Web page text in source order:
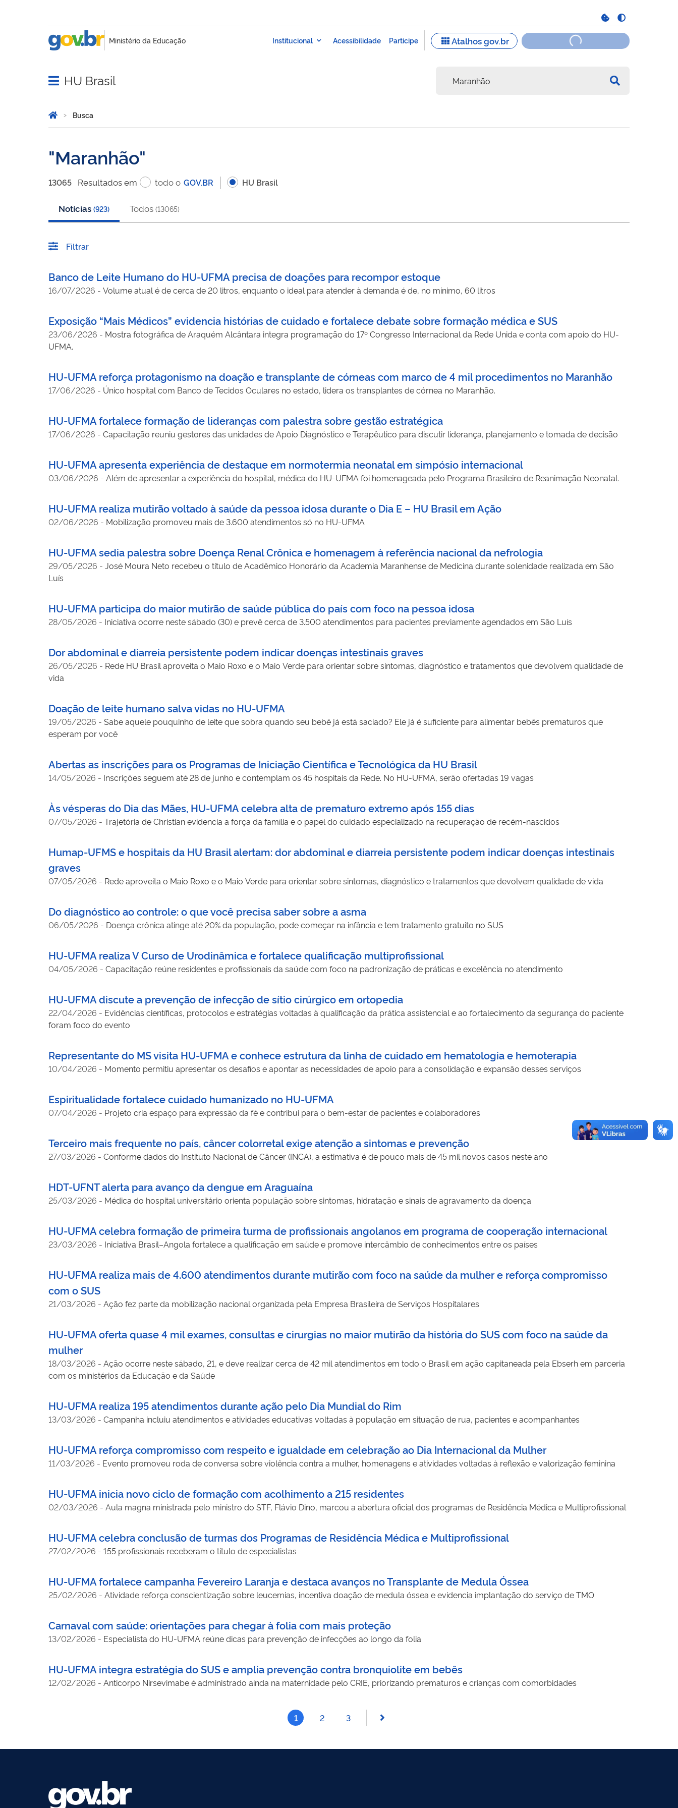
Abrir menu principal de navegação
HU Brasil
Você está aqui:
Página Inicial
Busca
Maranhão
13065 Resultadosem todo o GOV.BR HU Brasil
Notícias (923) Todos (13065)
Filtrar
Banco de Leite Humano do HU-UFMA precisa de doações para recompor estoque
16/07/2026 - Volume atual é de cerca de 20 litros, enquanto o ideal para atender à demanda é de, no mínimo, 60 litros
Exposição “Mais Médicos” evidencia histórias de cuidado e fortalece debate sobre formação médica e SUS
23/06/2026 - Mostra fotográfica de Araquém Alcântara integra programação do 17º Congresso Internacional da Rede Unida e conta com apoio do HU-
UFMA.
HU-UFMA reforça protagonismo na doação e transplante de córneas com marco de 4 mil procedimentos no Maranhão
17/06/2026 - Único hospital com Banco de Tecidos Oculares no estado, lidera os transplantes de córnea no Maranhão.
HU-UFMA fortalece formação de lideranças com palestra sobre gestão estratégica
17/06/2026 - Capacitação reuniu gestores das unidades de Apoio Diagnóstico e Terapêutico para discutir liderança, planejamento e tomada de decisão
HU-UFMA apresenta experiência de destaque em normotermia neonatal em simpósio internacional
03/06/2026 - Além de apresentar a experiência do hospital, médica do HU-UFMA foi homenageada pelo Programa Brasileiro de Reanimação Neonatal.
HU-UFMA realiza mutirão voltado à saúde da pessoa idosa durante o Dia E – HU Brasil em Ação
02/06/2026 - Mobilização promoveu mais de 3.600 atendimentos só no HU-UFMA
HU-UFMA sedia palestra sobre Doença Renal Crônica e homenagem à referência nacional da nefrologia
29/05/2026 - José Moura Neto recebeu o título de Acadêmico Honorário da Academia Maranhense de Medicina durante solenidade realizada em São
Luís
HU-UFMA participa do maior mutirão de saúde pública do país com foco na pessoa idosa
28/05/2026 - Iniciativa ocorre neste sábado (30) e prevê cerca de 3.500 atendimentos para pacientes previamente agendados em São Luís
Dor abdominal e diarreia persistente podem indicar doenças intestinais graves
26/05/2026 - Rede HU Brasil aproveita o Maio Roxo e o Maio Verde para orientar sobre sintomas, diagnóstico e tratamentos que devolvem qualidade de
vida
Doação de leite humano salva vidas no HU-UFMA
19/05/2026 - Sabe aquele pouquinho de leite que sobra quando seu bebê já está saciado? Ele já é suficiente para alimentar bebês prematuros que
esperam por você
Abertas as inscrições para os Programas de Iniciação Científica e Tecnológica da HU Brasil
14/05/2026 - Inscrições seguem até 28 de junho e contemplam os 45 hospitais da Rede. No HU-UFMA, serão ofertadas 19 vagas
Às vésperas do Dia das Mães, HU-UFMA celebra alta de prematuro extremo após 155 dias
07/05/2026 - Trajetória de Christian evidencia a força da família e o papel do cuidado especializado na recuperação de recém-nascidos
Humap-UFMS e hospitais da HU Brasil alertam: dor abdominal e diarreia persistente podem indicar doenças intestinais
graves
07/05/2026 - Rede aproveita o Maio Roxo e o Maio Verde para orientar sobre sintomas, diagnóstico e tratamentos que devolvem qualidade de vida
Do diagnóstico ao controle: o que você precisa saber sobre a asma
06/05/2026 - Doença crônica atinge até 20% da população, pode começar na infância e tem tratamento gratuito no SUS
HU-UFMA realiza V Curso de Urodinâmica e fortalece qualificação multiprofissional
04/05/2026 - Capacitação reúne residentes e profissionais da saúde com foco na padronização de práticas e excelência no atendimento
HU-UFMA discute a prevenção de infecção de sítio cirúrgico em ortopedia
22/04/2026 - Evidências científicas, protocolos e estratégias voltadas à qualificação da prática assistencial e ao fortalecimento da segurança do paciente
foram foco do evento
Representante do MS visita HU-UFMA e conhece estrutura da linha de cuidado em hematologia e hemoterapia
10/04/2026 - Momento permitiu apresentar os desafios e apontar as necessidades de apoio para a consolidação e expansão desses serviços
Espiritualidade fortalece cuidado humanizado no HU-UFMA
07/04/2026 - Projeto cria espaço para expressão da fé e contribui para o bem-estar de pacientes e colaboradores
Terceiro mais frequente no país, câncer colorretal exige atenção a sintomas e prevenção
27/03/2026 - Conforme dados do Instituto Nacional de Câncer (INCA), a estimativa é de pouco mais de 45 mil novos casos neste ano
HDT-UFNT alerta para avanço da dengue em Araguaína
25/03/2026 - Médica do hospital universitário orienta população sobre sintomas, hidratação e sinais de agravamento da doença
HU-UFMA celebra formação de primeira turma de profissionais angolanos em programa de cooperação internacional
23/03/2026 - Iniciativa Brasil–Angola fortalece a qualificação em saúde e promove intercâmbio de conhecimentos entre os países
HU-UFMA realiza mais de 4.600 atendimentos durante mutirão com foco na saúde da mulher e reforça compromisso
com o SUS
21/03/2026 - Ação fez parte da mobilização nacional organizada pela Empresa Brasileira de Serviços Hospitalares
HU-UFMA oferta quase 4 mil exames, consultas e cirurgias no maior mutirão da história do SUS com foco na saúde da
mulher
18/03/2026 - Ação ocorre neste sábado, 21, e deve realizar cerca de 42 mil atendimentos em todo o Brasil em ação capitaneada pela Ebserh em parceria
com os ministérios da Educação e da Saúde
HU-UFMA realiza 195 atendimentos durante ação pelo Dia Mundial do Rim
13/03/2026 - Campanha incluiu atendimentos e atividades educativas voltadas à população em situação de rua, pacientes e acompanhantes
HU-UFMA reforça compromisso com respeito e igualdade em celebração ao Dia Internacional da Mulher
11/03/2026 - Evento promoveu roda de conversa sobre violência contra a mulher, homenagens e atividades voltadas à reflexão e valorização feminina
HU-UFMA inicia novo ciclo de formação com acolhimento a 215 residentes
02/03/2026 - Aula magna ministrada pelo ministro do STF, Flávio Dino, marcou a abertura oficial dos programas de Residência Médica e Multiprofissional
HU-UFMA celebra conclusão de turmas dos Programas de Residência Médica e Multiprofissional
27/02/2026 - 155 profissionais receberam o título de especialistas
HU-UFMA fortalece campanha Fevereiro Laranja e destaca avanços no Transplante de Medula Óssea
25/02/2026 - Atividade reforça conscientização sobre leucemias, incentiva doação de medula óssea e evidencia implantação do serviço de TMO
Carnaval com saúde: orientações para chegar à folia com mais proteção
13/02/2026 - Especialista do HU-UFMA reúne dicas para prevenção de infecções ao longo da folia
HU-UFMA integra estratégia do SUS e amplia prevenção contra bronquiolite em bebês
12/02/2026 - Anticorpo Nirsevimabe é administrado ainda na maternidade pelo CRIE, priorizando prematuros e crianças com comorbidades
1 2 3